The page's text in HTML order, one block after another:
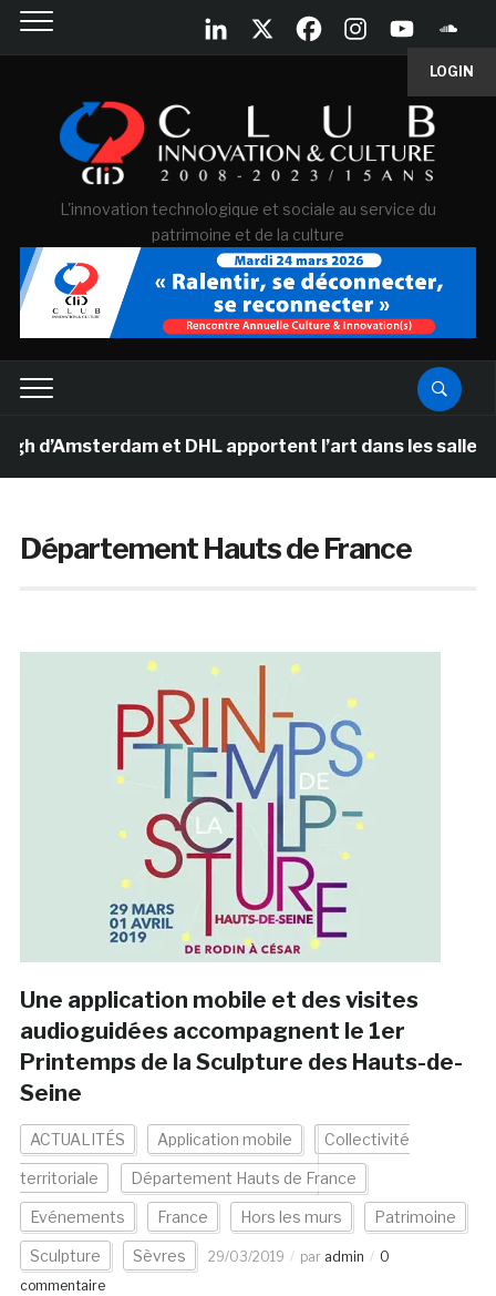
LOGIN
L'innovation technologique et sociale au service du
patrimoine et de la culture
et DHL apportent l’art dans les salles de
Département Hauts de France
Une application mobile et des visites
audioguidées accompagnent le 1er
Printemps de la Sculpture des Hauts-de-
Seine
ACTUALITÉS Application mobile Collectivité
territoriale Département Hauts de France
Evénements France Hors les murs Patrimoine
Sculpture Sèvres 29/03/2019 par admin
0
commentaire